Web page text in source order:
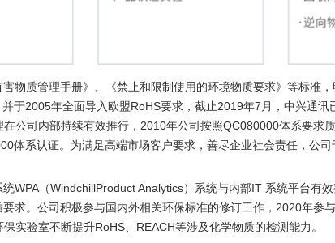
物质管理手册》、《禁止和限制使用的环境物质要求》等标准
于2005年全面导入欧盟RoHS要求，截止2019年7月，中兴通讯
公司内部持续有效推行，2010年公司按照QC080000体系要求
体系认证。为满足高端市场客户要求，善尽企业社会责任，公
WPA（WindchillProduct Analytics）系统与内部IT 系统平台有
求。公司积极参与国内外相关环保标准的修订工作，2020年参
实验室不断提升RoHS、REACH等涉及化学物质的检测能力。